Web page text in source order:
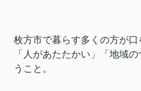
枚方市で暮らす多くの方が口
「人があたたかい」「地域
うこと。